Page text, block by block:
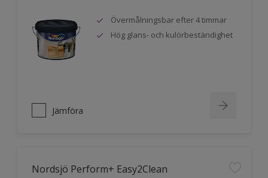
Övermålningsbar efter 4 timmar
Hög glans- och kulörbeständighet
Jämföra
Nordsjö Perform+ Easy2Clean